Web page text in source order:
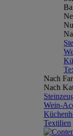
Nach
Nach
Wein-
Textilien